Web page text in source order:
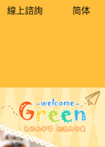
線上諮詢 简体